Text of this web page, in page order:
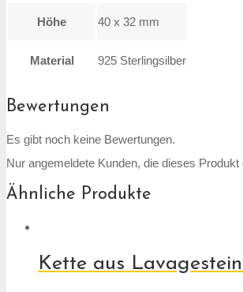
Höhe 40 x 32 mm
Material 925 Sterlingsilber
Bewertungen
Es gibt noch keine Bewertungen.
Nur angemeldete Kunden, die dieses
Ähnliche Produkte
Kette aus